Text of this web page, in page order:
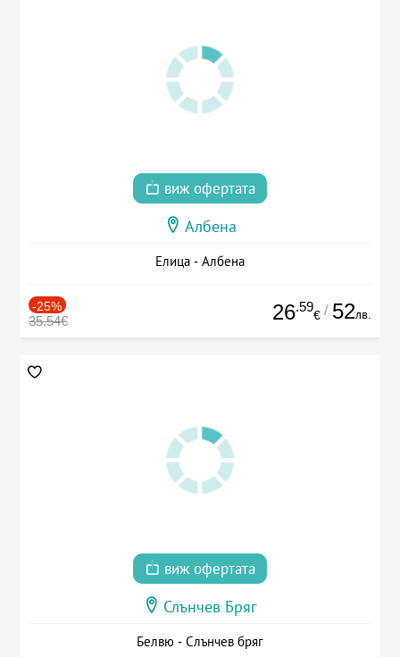
виж офертата
Албена
Елица - Албена
-25%
35.54€ 26.59
€ / 52лв.
виж офертата
Слънчев Бряг
Белвю - Слънчев бряг